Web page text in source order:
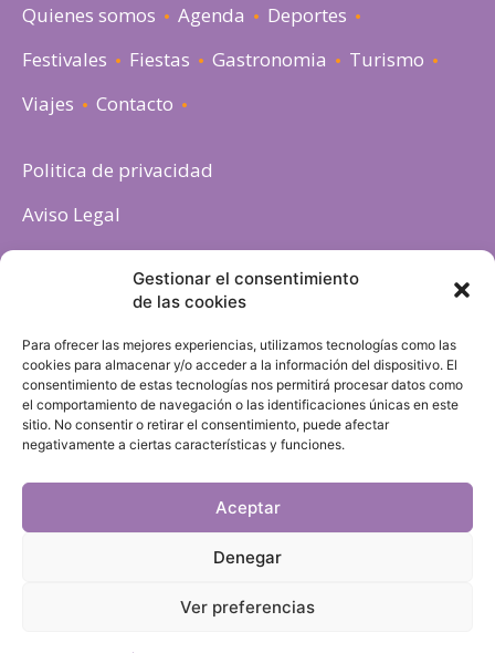
Gestionar el consentimiento
de las cookies
Para ofrecer las mejores experiencias, utilizamos tecnologías como las
cookies para almacenar y/o acceder a la información del dispositivo. El
consentimiento de estas tecnologías nos permitirá procesar datos como
el comportamiento de navegación o las identificaciones únicas en este
sitio. No consentir o retirar el consentimiento, puede afectar
negativamente a ciertas características y funciones.
Aceptar
Denegar
Ver preferencias
Quienes somos Agenda
Deportes
Festivales
Fiestas Gastronomia
Turismo
Viajes
Contacto
Politica de privacidad
Aviso Legal
Política de cookies